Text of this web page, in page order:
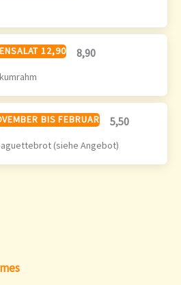
12,90 8,90
BIS FEBRUAR 5,50
(siehe Angebot)